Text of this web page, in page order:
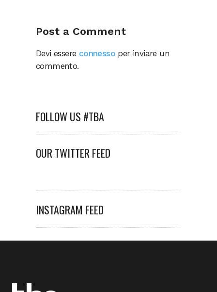
Post a Comment
Devi essere connesso per inviare un
commento.
FOLLOW US #TBA
OUR TWITTER FEED
INSTAGRAM FEED